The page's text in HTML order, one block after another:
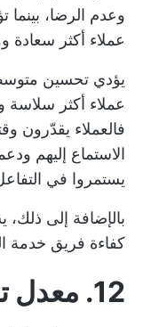
وعدم الرضا، بينما
عملاء أكثر سعادة
يؤدي تحسين
عملاء أكثر سلاسة
فالعملاء يقدّرون
الاستماع إليهم
يستمروا في
بالإضافة إلى
كفاءة فريق خدمة
12. معدل تفاعل العملاء